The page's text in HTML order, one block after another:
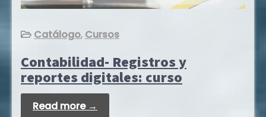
Catálogo, Cursos
Contabilidad- Registros y
reportes digitales: curso
Read more →